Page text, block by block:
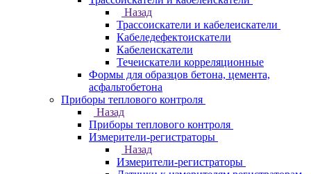
Назад
Трассоискатели и кабелеискатели
Кабеледефектоискатели
Кабелеискатели
Течеискатели корреляционные
Формы для образцов бетона, цемента,
асфальтобетона
Приборы теплового контроля
Назад
Приборы теплового контроля
Измерители-регистраторы
Назад
Измерители-регистраторы